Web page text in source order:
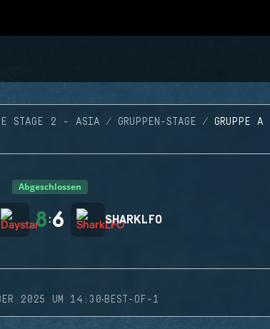
STAGE 2 - ASIA GRUPPEN-STAGE GRUPPE
Abgeschlossen
8 :6 SHARKLFO
2025 UM 14:30·BEST-OF-1